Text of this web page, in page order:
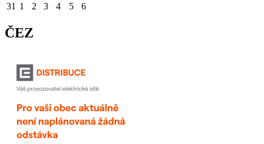
31 1 2 3 4 5 6
ČEZ